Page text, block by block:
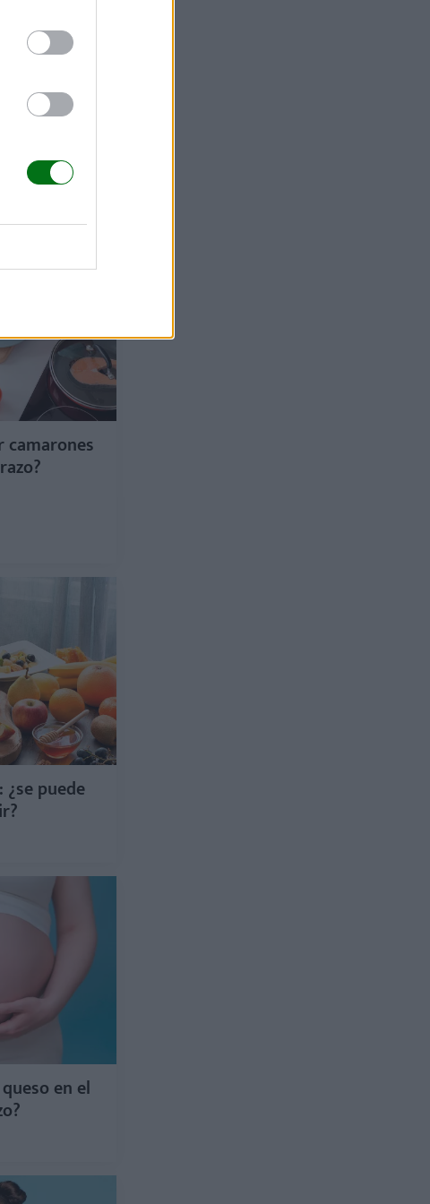
camarones
puede
en el